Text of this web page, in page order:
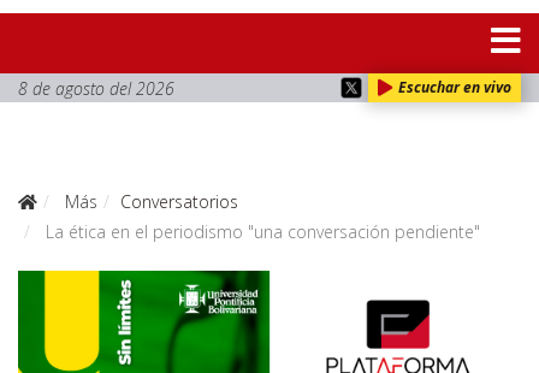
8 de agosto del 2026 Escuchar en vivo
Más
Conversatorios
La ética en el periodismo "una conversación pendiente"